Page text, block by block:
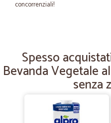
concorrenziali!
VELOCI NELLA CONSEGNA
VELOCI NELLA CONSEGNA
—
Spesso
Bevanda Vegetale
senza